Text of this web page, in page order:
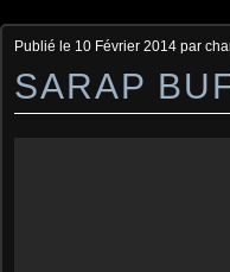
Publié le 10 Février 2014 par
SARAP